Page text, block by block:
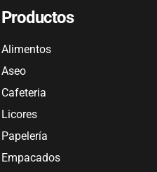
Productos
Alimentos
Aseo
Cafeteria
Licores
Papelería
Empacados